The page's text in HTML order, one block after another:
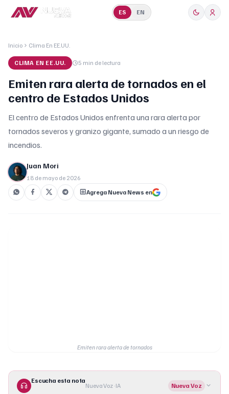
ES EN
Inicio Clima En EE.UU.
CLIMA EN EE.UU. 5 min de lectura
Emiten rara alerta de tornados en el
centro de Estados Unidos
El centro de Estados Unidos enfrenta una rara alerta por
tornados severos y granizo gigante, sumado a un riesgo de
incendios.
Juan Mori
18 de mayo de 2026
Agrega Nueva News en
Emiten rara alerta de tornados
Escucha esta nota
Nueva Voz · IA Nueva Voz